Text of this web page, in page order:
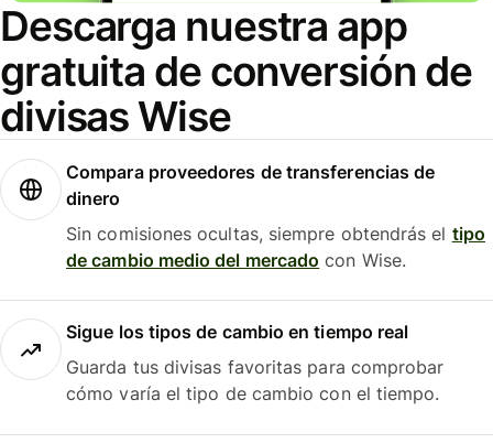
Descarga nuestra app
gratuita de conversión de
divisas Wise
Compara proveedores de transferencias de
dinero
Sin comisiones ocultas, siempre obtendrás el tipo
de cambio medio del mercado con Wise.
Sigue los tipos de cambio en tiempo real
Guarda tus divisas favoritas para comprobar
cómo varía el tipo de cambio con el tiempo.